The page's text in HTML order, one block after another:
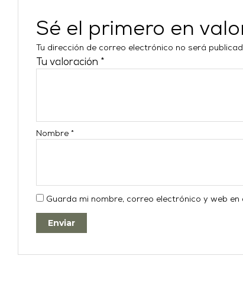
Sé el primero en
Tu dirección de correo electrónico no será
Tu valoración *
Nombre*
Guarda mi nombre, correo electrónico y web